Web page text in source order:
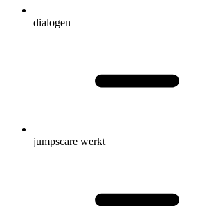
dialogen
jumpscare werkt